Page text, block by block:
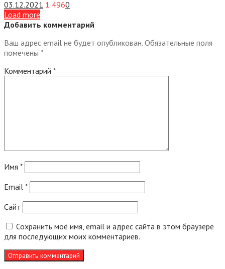
03.12.2021 1 4960
Load more
Добавить комментарий
Ваш адрес email не будет опубликован. Обязательные поля
помечены *
Комментарий *
Имя *
Email *
Сайт
Сохранить моё имя, email и адрес сайта в этом браузере
для последующих моих комментариев.